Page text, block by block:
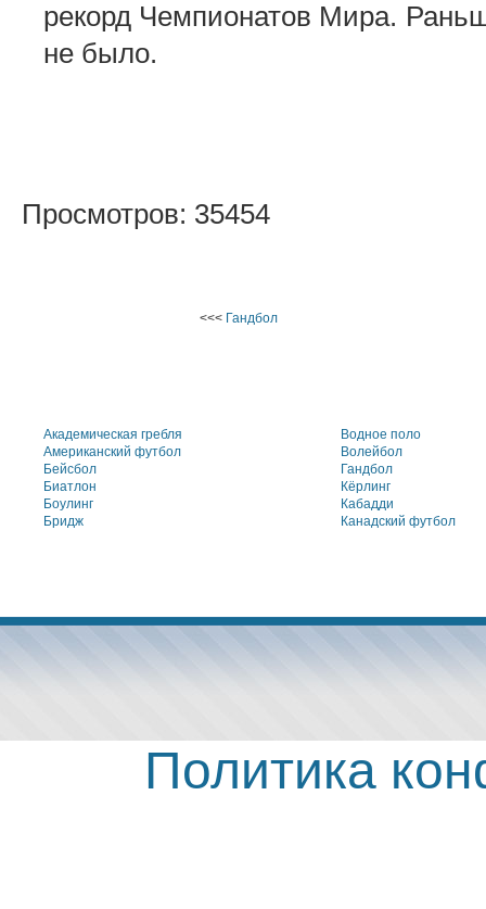
рекорд Чемпионатов Мира.
не было.
Просмотров: 35454
<<< Гандбол
Академическая гребля
Американский футбол
Бейсбол
Биатлон
Боулинг
Бридж
Водное поло
Волейбол
Гандбол
Кёрлинг
Кабадди
Канадский футбол
Политика